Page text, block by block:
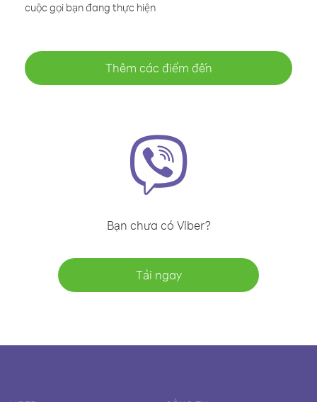
cuộc gọi bạn đang thực hiện
Thêm các điểm đến
Bạn chưa có Viber?
Tải ngay